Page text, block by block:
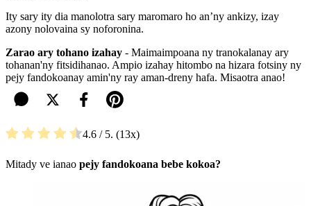
Ity sary ity dia manolotra sary maromaro ho an’ny ankizy, izay
azony nolovaina sy noforonina.
Zarao ary tohano izahay - Maimaimpoana ny tranokalanay ary
tohanan'ny fitsidihanao. Ampio izahay hitombo na hizara fotsiny ny
pejy fandokoanay amin'ny ray aman-dreny hafa. Misaotra anao!
4.6 / 5. 13
Mitady ve ianao pejy fandokoana bebe kokoa?